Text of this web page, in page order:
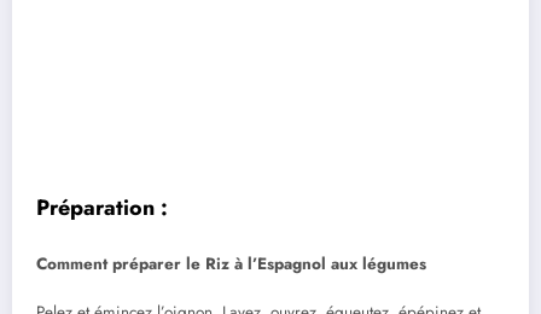
Préparation :
Comment préparer le Riz à l’Espagnol aux légumes